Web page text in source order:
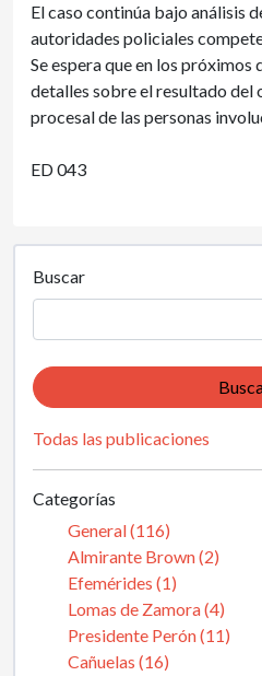
El caso continúa bajo análisis
autoridades policiales
Se espera que en los próximos
detalles sobre el resultado del
procesal de las personas
ED 043
Buscar
Todas las publicaciones
Categorías
General (116)
Almirante Brown (2)
Efemérides (1)
Lomas de Zamora (4)
Presidente Perón (11)
Cañuelas (16)